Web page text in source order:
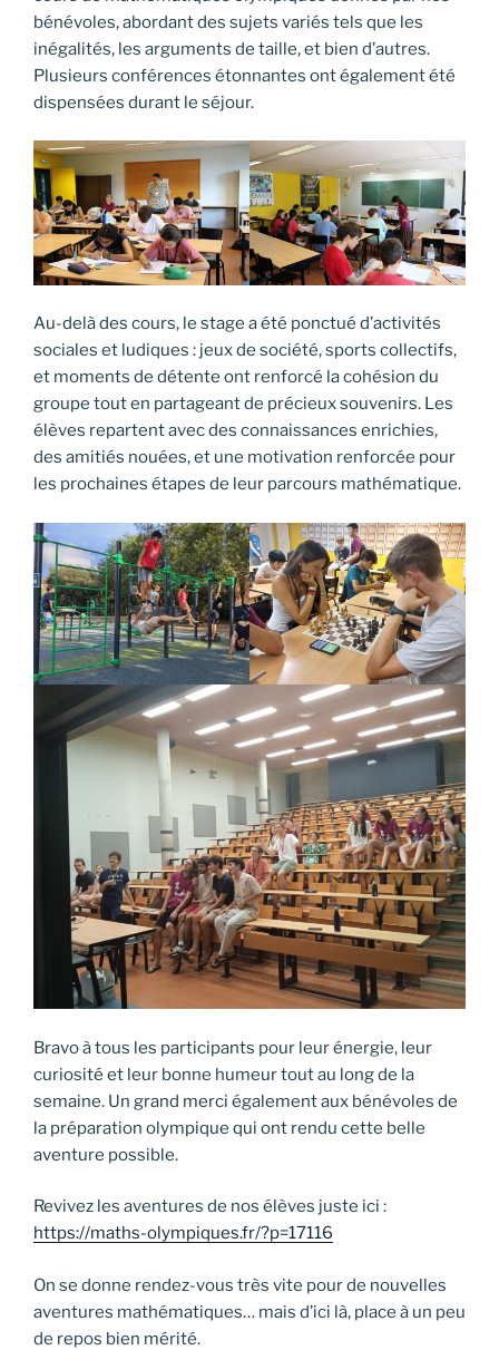
bénévoles, abordant des sujets variés tels que les
inégalités, les arguments de taille, et bien d’autres.
Plusieurs conférences étonnantes ont également été
dispensées durant le séjour.
Au-delà des cours, le stage a été ponctué d’activités
sociales et ludiques : jeux de société, sports collectifs,
et moments de détente ont renforcé la cohésion du
groupe tout en partageant de précieux souvenirs. Les
élèves repartent avec des connaissances enrichies,
des amitiés nouées, et une motivation renforcée pour
les prochaines étapes de leur parcours mathématique.
Bravo à tous les participants pour leur énergie, leur
curiosité et leur bonne humeur tout au long de la
semaine. Un grand merci également aux bénévoles de
la préparation olympique qui ont rendu cette belle
aventure possible.
Revivez les aventures de nos élèves juste ici :
https://maths-olympiques.fr/?p=17116
On se donne rendez-vous très vite pour de nouvelles
aventures mathématiques… mais d’ici là, place à un peu
de repos bien mérité.